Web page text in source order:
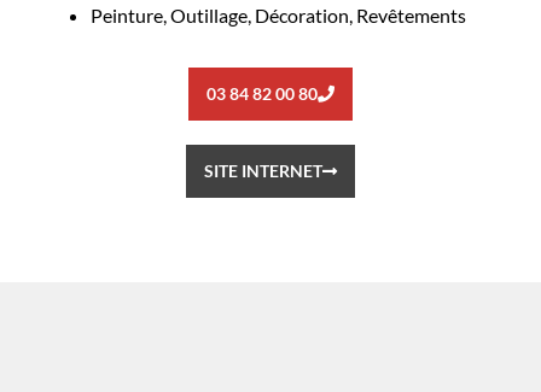
Peinture, Outillage, Décoration, Revêtements
03 84 82 00 80
SITE INTERNET